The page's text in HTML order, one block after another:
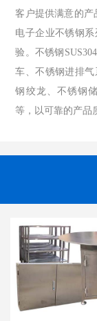
客户提供满意的
电子企业不锈钢
验。不锈钢
车、不锈钢进排
钢绞龙、不锈钢
等，以可靠的产品